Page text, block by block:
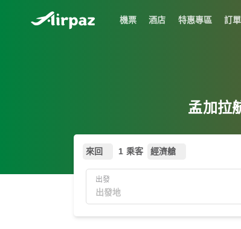
機票 酒店 特惠專區 訂單
孟加拉
來回 1 乘客 經濟艙
出發